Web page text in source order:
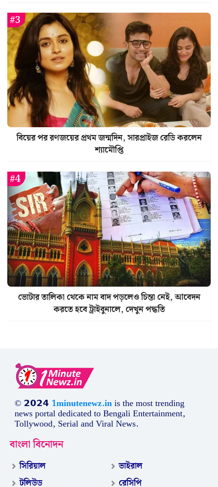
বিয়ের পর রণজয়ের প্রথম জন্মদিন, সারপ্রাইজ রেডি করলেন
শ্যামৌপ্তি
ভোটার তালিকা থেকে নাম বাদ পড়লেও চিন্তা নেই, আবেদন
করতে হবে ট্রাইবুনালে, দেখুন পদ্ধতি
© 𝟮𝟬𝟮𝟰 1minutenewz.inis the most trending
news portal dedicated to Bengali Entertainment,
Tollywood, Serial and Viral News.
বাংলা বিনোদন
সিরিয়াল
টলিউড
ভাইরাল
রেসিপি